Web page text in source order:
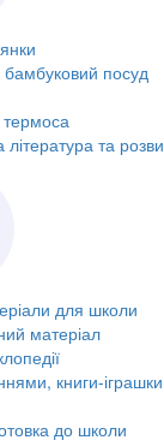
бамбуковий посуд
термоса
та
для школи
матеріал
книги-іграшки
до школи